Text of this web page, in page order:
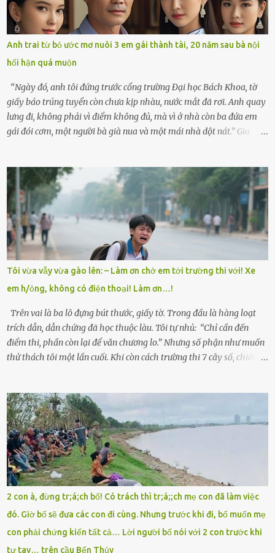
sẽ kể cho em nghe cả tuần không hết chuyện.” – Ông Minh cười
hiền, vuốt tóc vợ. Bà Hạnh nhìn chồng và con gái ríu rít chuẩn bị mà
lòng cũng rộn ràng. Bà vốn ít có dịp đi xa vì còn bận buôn bán ở chợ,
nên lần này cũng đành ở nhà. Thảo ôm chầm lấy mẹ trước khi đi:
“Con sẽ nhặt thật nhiều vỏ sò cho mẹ nhé!” Chiếc xe khách lăn
bánh rời khỏi bến...
Anh trai từ bỏ ước mơ nuôi 3 em gái thành tài, 20 năm sau bà nội
hối hận quá muộn
“Ngày đó, anh tôi đứng trước cổng trường Đại học Bách Khoa, tờ
giấy báo trúng tuyển còn chưa kịp nhàu, nước mắt đã rơi. Anh quay
lưng đi, không phải vì điểm không đủ, mà vì ở nhà còn ba đứa em
gái đói cơm, một người bà già nua và một mái nhà dột nát.” Gia
có tin tức. Mọi gánh nặng đổ dồn lên đôi vai gầy guộc của bà nội –
cụ Nguyễn Thị Đào – và cậu con trai cả là Trí, lúc đó mới chỉ 17 tuổi.
Trí là học sinh giỏi toàn huyện, học lớp 12 nhưng đã biết làm ruộng,
làm thuê, biết đi cày thuê từ 4h sáng rồi lại tất tả về đi học. Người
trong làng thương lắm, bảo: “Thằng Trí học giỏi mà hiền, sau này
nên ông này bà nọ đó!” Trí có ba cô em gái: Mai, Lan và Hương – ba
cái tên mẹ đặt lúc còn sống, mong tụi nhỏ sau này như hoa mai nở
giữa mùa đông. Nhưng hoa có đẹp mấy cũng cần đất màu, mà nhà
thì chỉ toàn đất sỏi đá và khốn khó. Năm đó, Trí đỗ Đại học Bách
Khoa Hà...
Tôi vừa vẫy vừa gào lên: – Làm ơn chở em tới trường thi với! Xe
em h/ỏng, không có điện thoại! Làm ơn…!
Trên vai là ba lô đựng bút thước, giấy tờ. Trong đầu là hàng loạt
trích dẫn, dẫn chứng đã học thuộc làu. Tôi tự nhủ: “Chỉ cần đến
điểm thi, phần còn lại để văn chương lo.” Nhưng số phận như muốn
thử thách tôi một lần cuối. Khi còn cách trường thi 7 cây số, chiếc xe
sực nhớ – điện thoại đang sạc, sáng nay quên mang theo! Giữa con
đường thưa thớt người qua lại, tôi hoảng loạn vẫy tay xin đi nhờ. –
Chú ơi, cháu đi thi, xe hỏng rồi! Làm ơn cho cháu đi nhờ với! – Cô ơi,
giúp cháu với, cháu không có điện thoại… Người thì lắc đầu. Người
thì tăng ga tránh xa như né một kẻ lừa đảo. Tôi gào lên giữa đường
như một kẻ mất trí. Vô ích. 6h10. Còn hơn 30 phút nữa. Trong đầu
tôi chỉ có một lựa chọn duy nhất: chạy. Tôi quăng xe vào vệ đường,
rút tờ giấy báo dự thi nhét túi áo, đeo ba lô và chạy . Chạy miết.
Chạy không ngừng. Qua ngã...
2 con à, đừng tr;á;ch bố! Có trách thì tr;á;;ch mẹ con đã làm việc
đó. Giờ bố sẽ đưa các con đi cùng. Nhưng trước khi đi, bố muốn mẹ
con phải chứng kiến tất cả… Lời người bố nói với 2 con trước khi
tự tay… trên cầu Bến Thủy